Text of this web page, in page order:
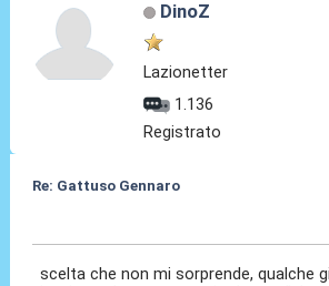
DinoZ
Lazionetter
1.136
Registrato
Re: Gattuso Gennaro
scelta che non mi sorprende, qualche